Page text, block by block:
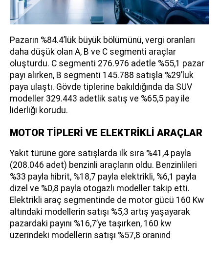
Pazarın %84.4’lük büyük bölümünü, vergi oranları
daha düşük olan A, B ve C segmenti araçlar
oluşturdu. C segmenti 276.976 adetle %55,1 pazar
payı alırken, B segmenti 145.788 satışla %29’luk
paya ulaştı. Gövde tiplerine bakıldığında da SUV
modeller 329.443 adetlik satış ve %65,5 pay ile
liderliği korudu.
MOTOR TİPLERİ VE ELEKTRİKLİ ARAÇLAR
Yakıt türüne göre satışlarda ilk sıra %41,4 payla
(208.046 adet) benzinli araçların oldu. Benzinlileri
%33 payla hibrit, %18,7 payla elektrikli, %6,1 payla
dizel ve %0,8 payla otogazlı modeller takip etti.
Elektrikli araç segmentinde de motor gücü 160 Kw
altındaki modellerin satışı %5,3 artış yaşayarak
pazardaki payını %16,7’ye taşırken, 160 kw
üzerindeki modellerin satışı %57,8 oranınd